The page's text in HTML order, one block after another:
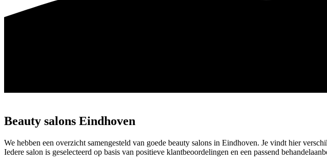
Beauty salons Eindhoven
We hebben een overzicht samengesteld van goede beauty salons in Eindhoven. Je vindt hier
Iedere salon is geselecteerd op basis van positieve klantbeoordelingen en een passend